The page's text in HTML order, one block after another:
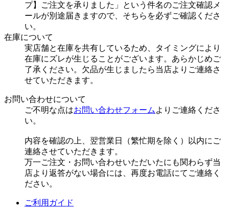
プ】ご注文を承りました」という件名のご注文確認メ
ールが別途届きますので、そちらを必ずご確認くださ
い。
在庫について
実店舗と在庫を共有しているため、タイミングにより
在庫にズレが生じることがございます。あらかじめご
了承ください。欠品が生じましたら当店よりご連絡さ
せていただきます。
お問い合わせについて
ご不明な点はお問い合わせフォームよりご連絡くださ
い。
内容を確認の上、翌営業日（繁忙期を除く）以内にご
連絡させていただきます。
万一ご注文・お問い合わせいただいたにも関わらず当
店より返答がない場合には、再度お電話にてご連絡く
ださい。
ご利用ガイド